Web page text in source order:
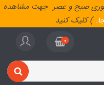
صبح و عصر جهت مشاهده
..) کلیک کنید
0